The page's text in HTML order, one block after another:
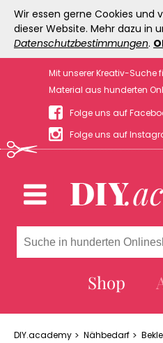
Wir essen gerne Cookies und
dieser Website. Mehr dazu in
Datenschutzbestimmungen.
Mit unserer Kreativ-Suche
Material aus hunderten
Folge uns auf
Folge uns auf
Shop
DIY.academy Nähbedarf